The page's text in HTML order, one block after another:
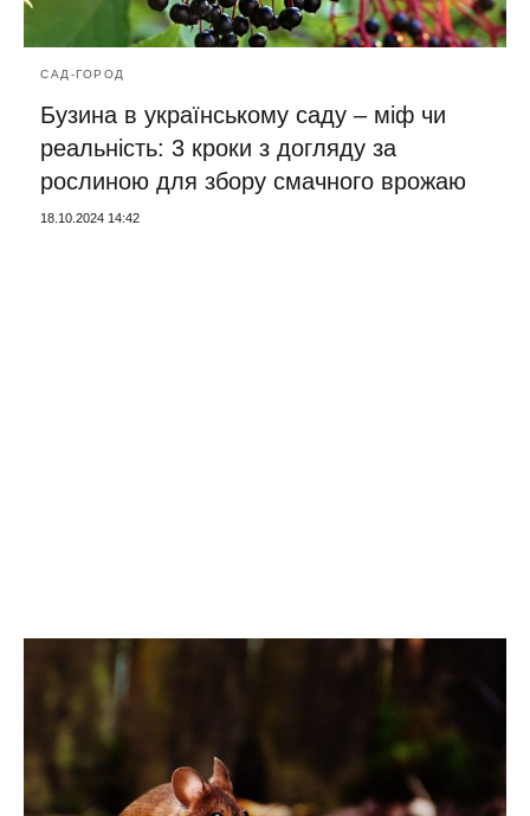
САД-ГОРОД
Бузина в українському саду – міф чи
реальність: 3 кроки з догляду за
рослиною для збору смачного врожаю
18.10.2024 14:42